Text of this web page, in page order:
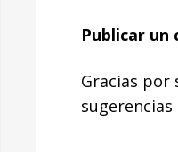
Publicar
Gracias por
sugerencias